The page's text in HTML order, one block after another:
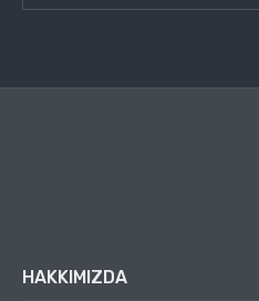
HAKKIMIZDA